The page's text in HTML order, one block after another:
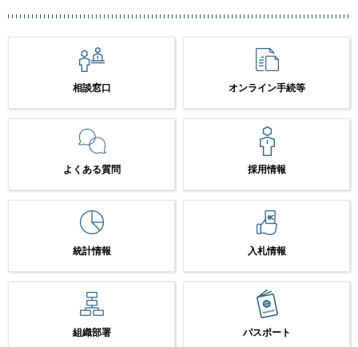
相談窓口 オンライン手続等
よくある質問 採用情報
統計情報 入札情報
組織部署 パスポート